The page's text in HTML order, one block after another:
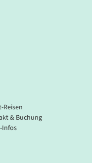
Reisen
& Buchung
Infos